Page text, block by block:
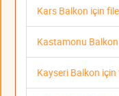
Kars Balkon için
Kastamonu
Kayseri Balkon